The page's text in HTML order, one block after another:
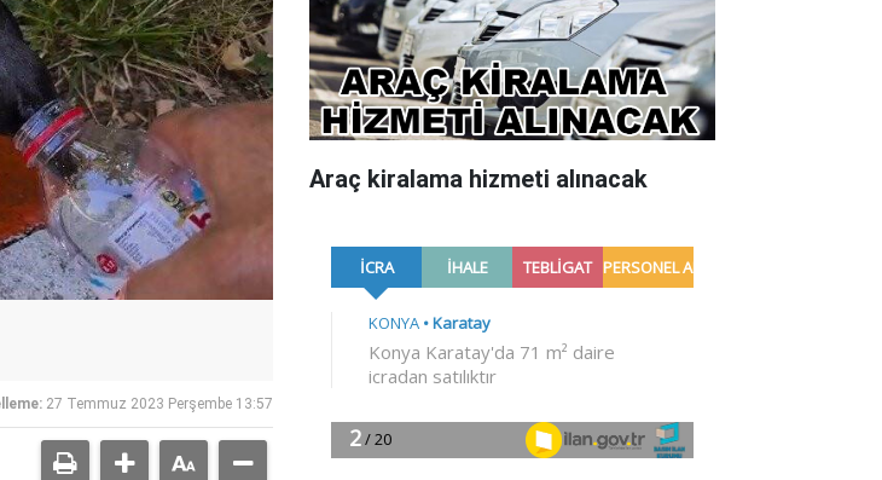
27 Temmuz 2023 Perşembe 13:57
Araç kiralama hizmeti alınacak